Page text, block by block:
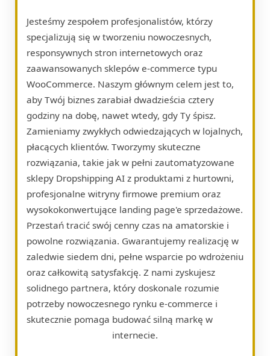
Jesteśmy zespołem profesjonalistów, którzy
specjalizują się w tworzeniu nowoczesnych,
responsywnych stron internetowych oraz
zaawansowanych sklepów e-commerce typu
WooCommerce. Naszym głównym celem jest to,
aby Twój biznes zarabiał dwadzieścia cztery
godziny na dobę, nawet wtedy, gdy Ty śpisz.
Zamieniamy zwykłych odwiedzających w lojalnych,
płacących klientów. Tworzymy skuteczne
rozwiązania, takie jak w pełni zautomatyzowane
sklepy Dropshipping AI z produktami z hurtowni,
profesjonalne witryny firmowe premium oraz
wysokokonwertujące landing page'e sprzedażowe.
Przestań tracić swój cenny czas na amatorskie i
powolne rozwiązania. Gwarantujemy realizację w
zaledwie siedem dni, pełne wsparcie po wdrożeniu
oraz całkowitą satysfakcję. Z nami zyskujesz
solidnego partnera, który doskonale rozumie
potrzeby nowoczesnego rynku e-commerce i
skutecznie pomaga budować silną markę w
internecie.